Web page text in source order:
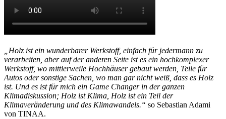
„Holz ist ein wunderbarer Werkstoff, einfach für jedermann zu
verarbeiten, aber auf der anderen Seite ist es ein hochkomplexer
Werkstoff, wo mittlerweile Hochhäuser gebaut werden, Teile für
Autos oder sonstige Sachen, wo man gar nicht weiß, dass es Holz
ist. Und es ist für mich ein Game Changer in der ganzen
Klimadiskussion; Holz ist Klima, Holz ist ein Teil der
Klimaveränderung und des Klimawandels.“ so Sebastian Adami
von TINAA.